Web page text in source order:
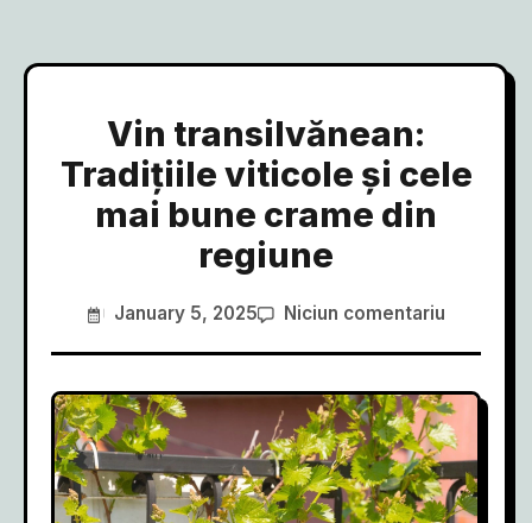
Vin transilvănean:
Tradițiile viticole și cele
mai bune crame din
regiune
January 5, 2025 Niciun comentariu